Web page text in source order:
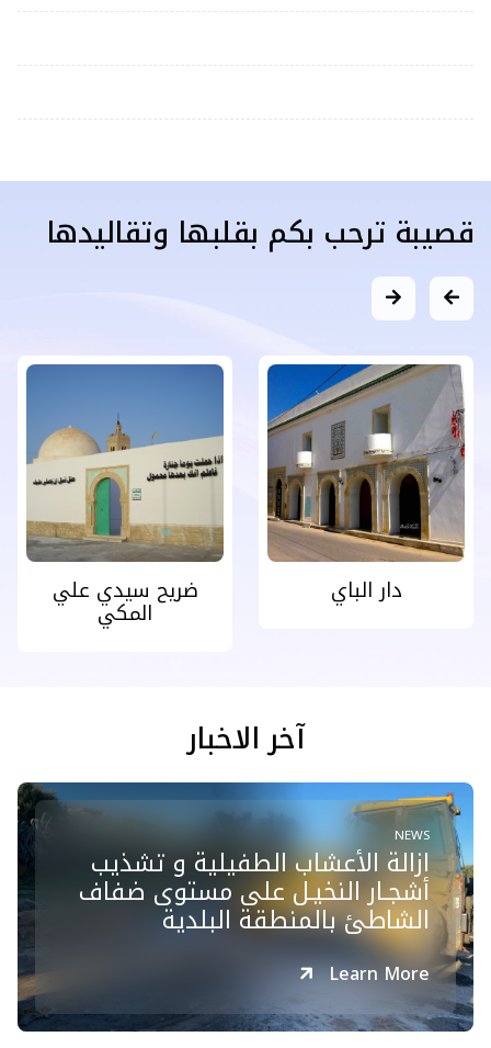
قصيبة ترحب بكم بقلبها وتقاليدها
ضريح سيدي علي
المكي
دار الباي
آخر الاخبار
NEWS
ازالة الأعشاب الطفيلية و تشذيب
أشجـار النخيـل على مستوى ضفاف
الشاطئ بالمنطقة البلدية
Learn More